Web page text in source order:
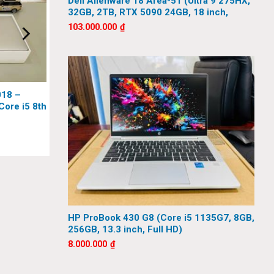
vừa
–
i5 8th
32GB, 2TB, RTX 5090 24GB, 18 inch,
QHD+, 300Hz)
103.000.000 ₫
HP ProBook 430 G8 (Core i5 1135G7, 8GB,
256GB, 13.3 inch, Full HD)
8.000.000 ₫